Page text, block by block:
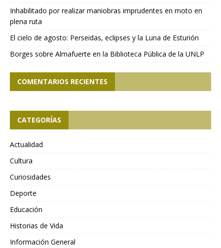
Inhabilitado por realizar maniobras imprudentes en moto en
plena ruta
El cielo de agosto: Perseidas, eclipses y la Luna de Esturión
Borges sobre Almafuerte en la Biblioteca Pública de la UNLP
COMENTARIOS RECIENTES
CATEGORÍAS
Actualidad
Cultura
Curiosidades
Deporte
Educación
Historias de Vida
Información General